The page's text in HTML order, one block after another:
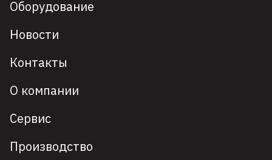
Оборудование
Новости
Контакты
О компании
Сервис
Производство